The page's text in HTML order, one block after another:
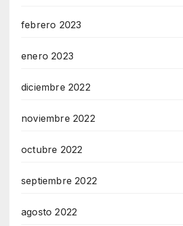
febrero 2023
enero 2023
diciembre 2022
noviembre 2022
octubre 2022
septiembre 2022
agosto 2022